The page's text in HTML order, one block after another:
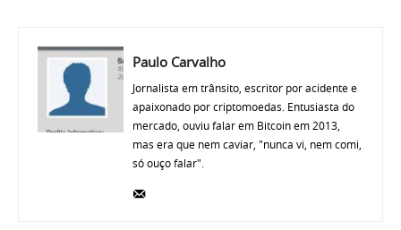
Paulo Carvalho
Jornalista em trânsito, escritor por acidente e
apaixonado por criptomoedas. Entusiasta do
mercado, ouviu falar em Bitcoin em 2013,
mas era que nem caviar, "nunca vi, nem comi,
só ouço falar".